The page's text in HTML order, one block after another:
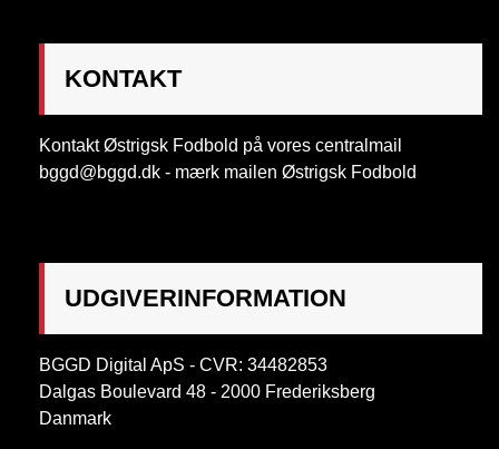
KONTAKT
Kontakt Østrigsk Fodbold på vores centralmail
bggd@bggd.dk - mærk mailen Østrigsk Fodbold
UDGIVERINFORMATION
BGGD Digital ApS - CVR: 34482853
Dalgas Boulevard 48 - 2000 Frederiksberg
Danmark